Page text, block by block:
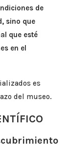
de
sino que
que esté
en el
es
del museo.